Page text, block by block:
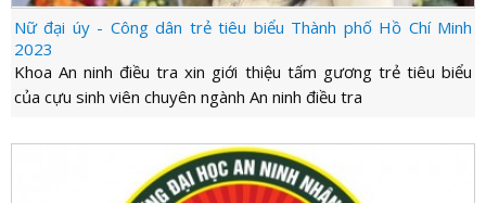
Nữ đại úy - Công dân trẻ tiêu biểu Thành phố Hồ Chí Minh
2023
Khoa An ninh điều tra xin giới thiệu tấm gương trẻ tiêu biểu
của cựu sinh viên chuyên ngành An ninh điều tra